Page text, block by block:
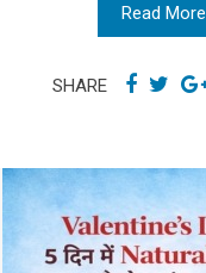
Read More
SHARE